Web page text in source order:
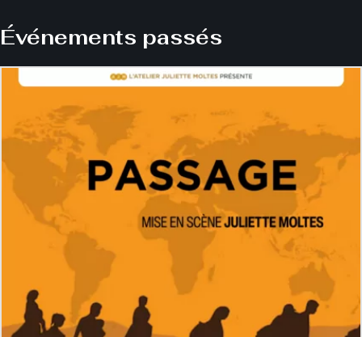
Événements passés